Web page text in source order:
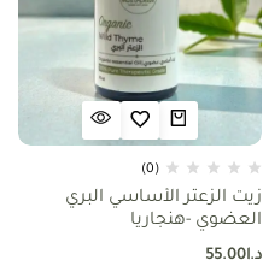
(0)
زيت الزعتر الأساسي البري
العضوي -هنجاريا